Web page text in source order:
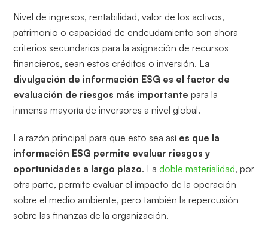
Nivel de ingresos, rentabilidad, valor de los activos,
patrimonio o capacidad de endeudamiento son ahora
criterios secundarios para la asignación de recursos
financieros, sean estos créditos o inversión. La
divulgación de información ESG es el factor de
evaluación de riesgos más importantepara la
inmensa mayoría de inversores a nivel global.
La razón principal para que esto sea así es que la
información ESG permite evaluar riesgos y
oportunidades a largo plazo. Ladoble materialidad, por
otra parte, permite evaluar el impacto de la operación
sobre el medio ambiente, pero también la repercusión
sobre las finanzas de la organización.